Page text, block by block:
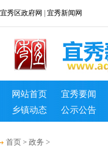
宜秀区政府网 宜秀新闻网
网站首页 宜秀要闻
乡镇动态
公示公告
首页 > 政务 >